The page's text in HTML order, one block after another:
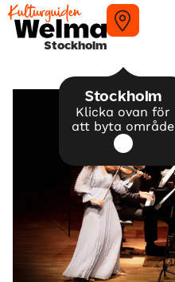
Stockholm
Stockholm
Klicka ovan för
att byta område